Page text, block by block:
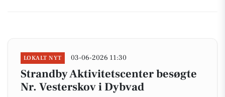
LOKALT NYT 03-06-2026 11:30
Strandby Aktivitetscenter besøgte
Nr. Vesterskov i Dybvad